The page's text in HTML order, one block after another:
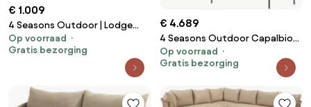
€ 1.009
4 Seasons Outdoor | Lodge
living bench 2 seater right arm
with end table, pure
Op voorraad
Gratis bezorging
€ 4.689
4 Seasons Outdoor Capalbio
tuinset terre met Arizona tafel
met keramisch blad 240 cm
Tuinset bruin weerbestendig
Op voorraad
Gratis bezorging